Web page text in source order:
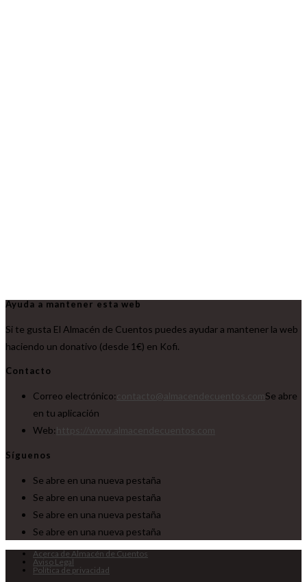
Ayuda a mantener esta web
Si te gusta El Almacén de Cuentos puedes ayudar a mantener la web
haciendo un donativo (desde 1€) en Kofi.
Contacto
Correo electrónico:
Se abre
en tu aplicación
Web:
Síguenos
Se abre en una nueva pestaña
Se abre en una nueva pestaña
Se abre en una nueva pestaña
Se abre en una nueva pestaña
Acerca de Almacén de Cuentos
Aviso Legal
Política de privacidad